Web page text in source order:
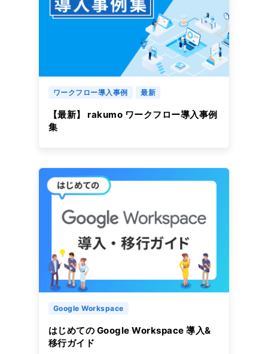
ワークフロー導入事例 最新
【最新】 rakumo ワークフロー導入事例
集
Google Workspace
はじめての Google Workspace 導入&
移行ガイド